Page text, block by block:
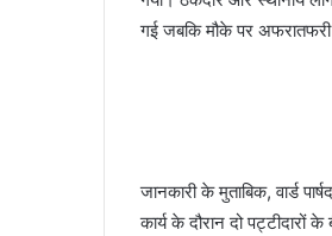
l
गई जबकि मौके पर अफरातफरी
जानकारी के मुताबिक, वार्ड
कार्य के दौरान दो